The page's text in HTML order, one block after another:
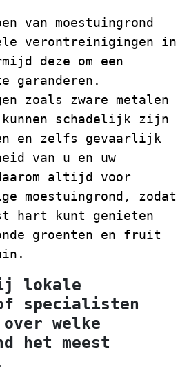
van moestuingrond
verontreinigingen in
deze om een
garanderen.
zoals zware metalen
schadelijk zijn
en zelfs gevaarlijk
van u en uw
altijd voor
moestuingrond, zodat
hart kunt genieten
groenten en fruit
lokale
specialisten
welke
het meest